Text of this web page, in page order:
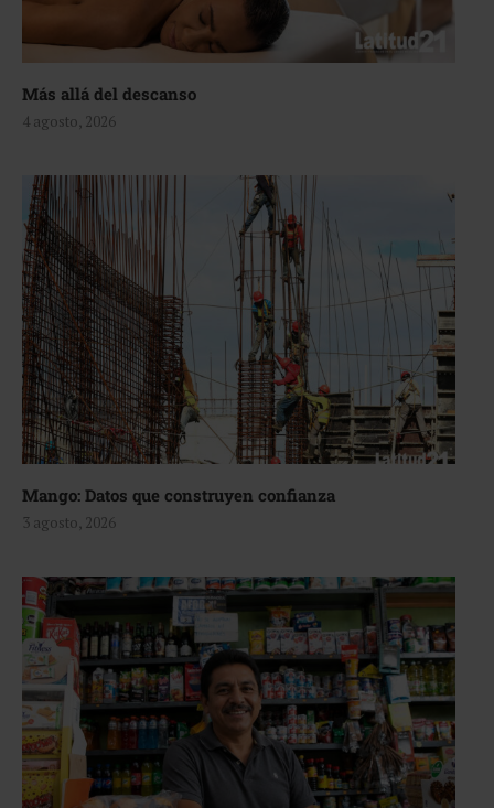
Más allá del descanso
4 agosto, 2026
Mango: Datos que construyen confianza
3 agosto, 2026